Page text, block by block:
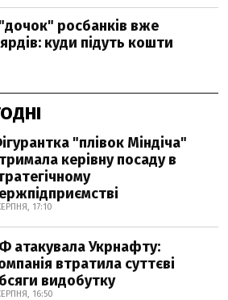
росбанків вже
куди підуть кошти
"плівок Міндіча"
керівну посаду в
17:10
атакувала Укрнафту:
втратила суттєві
видобутку
16:50